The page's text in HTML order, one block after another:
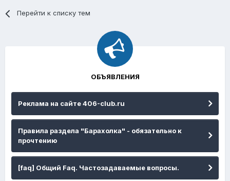
Перейти к списку тем
ОБЪЯВЛЕНИЯ
Реклама на сайте 406-club.ru
Правила раздела "Барахолка" - обязательно к
прочтению
[faq] Общий Faq. Частозадаваемые вопросы.